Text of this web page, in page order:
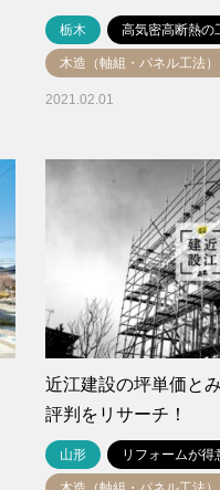
栃木 高気密高断熱の
木造（軸組・パネル工法）
2021.02.01
近江建設の坪単価と
評判をリサーチ！
山形 リフォームが得